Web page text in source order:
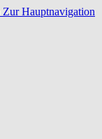
Zur Hauptnavigation